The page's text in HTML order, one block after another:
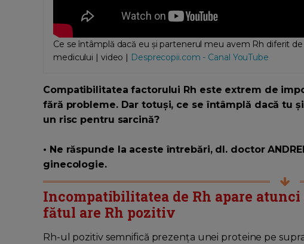
Ce se întâmplă dacă eu și partenerul meu avem Rh diferit
medicului | video | Desprecopii.com - Canal YouTube
Compatibilitatea factorului Rh este extrem de
fără probleme. Dar totuși, ce se întâmplă dacă tu
un risc pentru sarcină?
• Ne răspunde la aceste întrebări, dl. doctor
ginecologie.
Incompatibilitatea de Rh apare
fătul are Rh pozitiv
Rh-ul pozitiv semnifică prezența unei proteine pe